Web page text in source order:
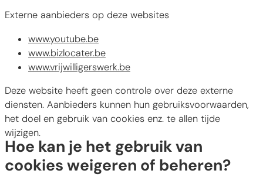
Externe aanbieders op deze websites
www.youtube.be
www.bizlocater.be
www.vrijwilligerswerk.be
Deze website heeft geen controle over deze externe
diensten. Aanbieders kunnen hun gebruiksvoorwaarden,
het doel en gebruik van cookies enz. te allen tijde
wijzigen.
Hoe kan je het gebruik van
cookies weigeren of beheren?